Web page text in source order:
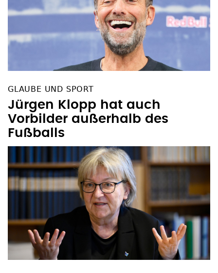
GLAUBE UND SPORT
Jürgen Klopp hat auch
Vorbilder außerhalb des